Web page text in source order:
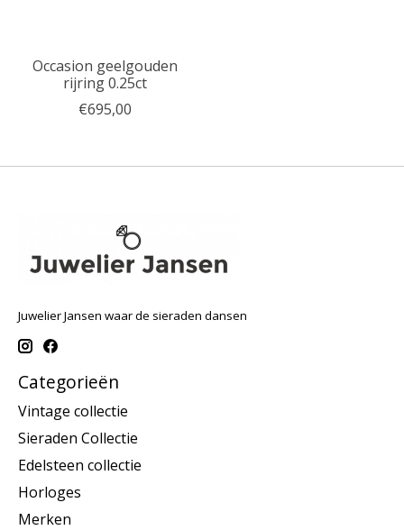
Occasion geelgouden
rijring 0.25ct
€695,00
Juwelier Jansen waar de sieraden dansen
Categorieën
Vintage collectie
Sieraden Collectie
Edelsteen collectie
Horloges
Merken